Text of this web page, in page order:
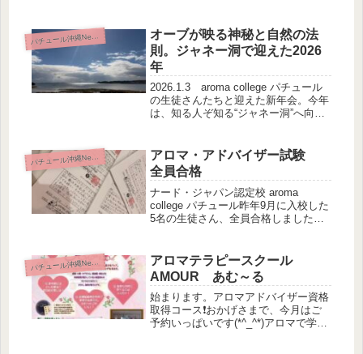
パ
チュール沖縄News
オーブが映る神秘と自然の法
則。ジャネー洞で迎えた2026
年
2026.1.3 aroma college パチュール
の生徒さんたちと迎えた新年会。今年
は、知る人ぞ知る“ジャネー洞”へ向か
一般的な洞窟とは違い、通り抜けられ
る洞窟。けれ...
パ
チュール沖縄News
アロマ・アドバイザー試験
全員合格
ナード・ジャパン認定校 aroma
college パチュール昨年9月に入校した
5名の生徒さん、全員合格しました！
に初めて「試験対策講座」を設けたこ
ともあり、「これ...
パ
チュール沖縄News
アロマテラピースクール
AMOUR あむ～る
始まります。アロマアドバイザー資格
取得コース❗️おかげさまで、今月はご
予約いっぱいです(*^_^*)アロマで学ぶ